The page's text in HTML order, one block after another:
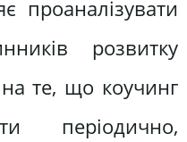
проаналізувати
розвитку
те, що коучинг
періодично,